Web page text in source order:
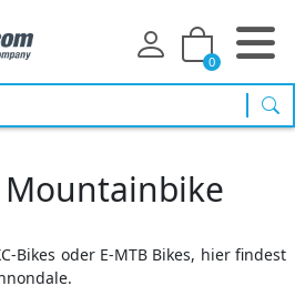
0
Bikes oder E-MTB Bikes, hier findest